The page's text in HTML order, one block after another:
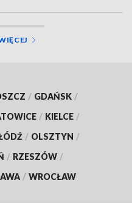
/ GDAŃSK /
/ KIELCE /
/ OLSZTYN /
/ RZESZÓW /
/ WROCŁAW